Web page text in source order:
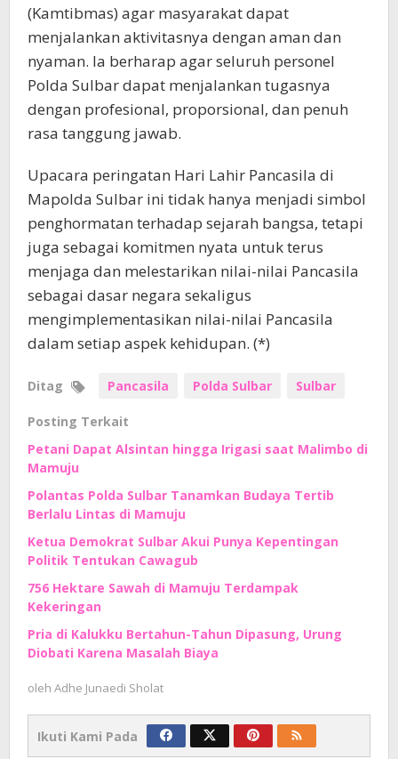
(Kamtibmas) agar masyarakat dapat
menjalankan aktivitasnya dengan aman dan
nyaman. Ia berharap agar seluruh personel
Polda Sulbar dapat menjalankan tugasnya
dengan profesional, proporsional, dan penuh
rasa tanggung jawab.
Upacara peringatan Hari Lahir Pancasila di
Mapolda Sulbar ini tidak hanya menjadi simbol
penghormatan terhadap sejarah bangsa, tetapi
juga sebagai komitmen nyata untuk terus
menjaga dan melestarikan nilai-nilai Pancasila
sebagai dasar negara sekaligus
mengimplementasikan nilai-nilai Pancasila
dalam setiap aspek kehidupan. (*)
Ditag Pancasila Polda Sulbar Sulbar
Posting Terkait
Petani Dapat Alsintan hingga Irigasi saat Malimbo di
Mamuju
Polantas Polda Sulbar Tanamkan Budaya Tertib
Berlalu Lintas di Mamuju
Ketua Demokrat Sulbar Akui Punya Kepentingan
Politik Tentukan Cawagub
756 Hektare Sawah di Mamuju Terdampak
Kekeringan
Pria di Kalukku Bertahun-Tahun Dipasung, Urung
Diobati Karena Masalah Biaya
oleh Adhe Junaedi Sholat
Ikuti Kami Pada